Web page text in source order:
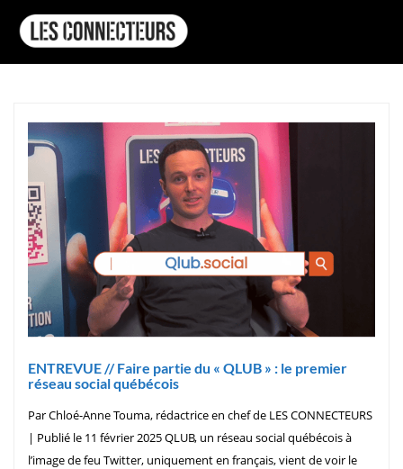
ENTREVUE // Faire partie du « QLUB » : le premier
réseau social québécois
Par Chloé-Anne Touma, rédactrice en chef de LES CONNECTEURS
| Publié le 11 février 2025 QLUB, un réseau social québécois à
l’image de feu Twitter, uniquement en français, vient de voir le